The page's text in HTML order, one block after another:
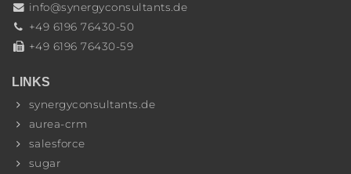
info@synergyconsultants.de
+49 6196 76430-50
+49 6196 76430-59
LINKS
synergyconsultants.de
aurea-crm
salesforce
sugar